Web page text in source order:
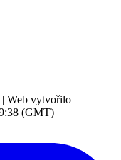
| Web vytvořilo
(GMT)